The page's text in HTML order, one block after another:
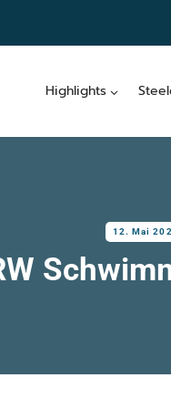
Highlights
12. Mai